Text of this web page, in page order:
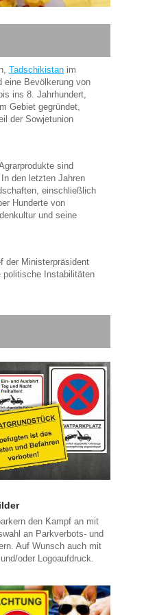
Tadschikistan im
eine Bevölkerung von
ins 8. Jahrhundert,
Gebiet gegründet,
der Sowjetunion
sind
den letzten Jahren
einschließlich
Hunderte von
und seine
der Ministerpräsident
politische Instabilitäten
den Kampf an mit
an Parkverbots- und
Auf Wunsch auch mit
oder Logoaufdruck.